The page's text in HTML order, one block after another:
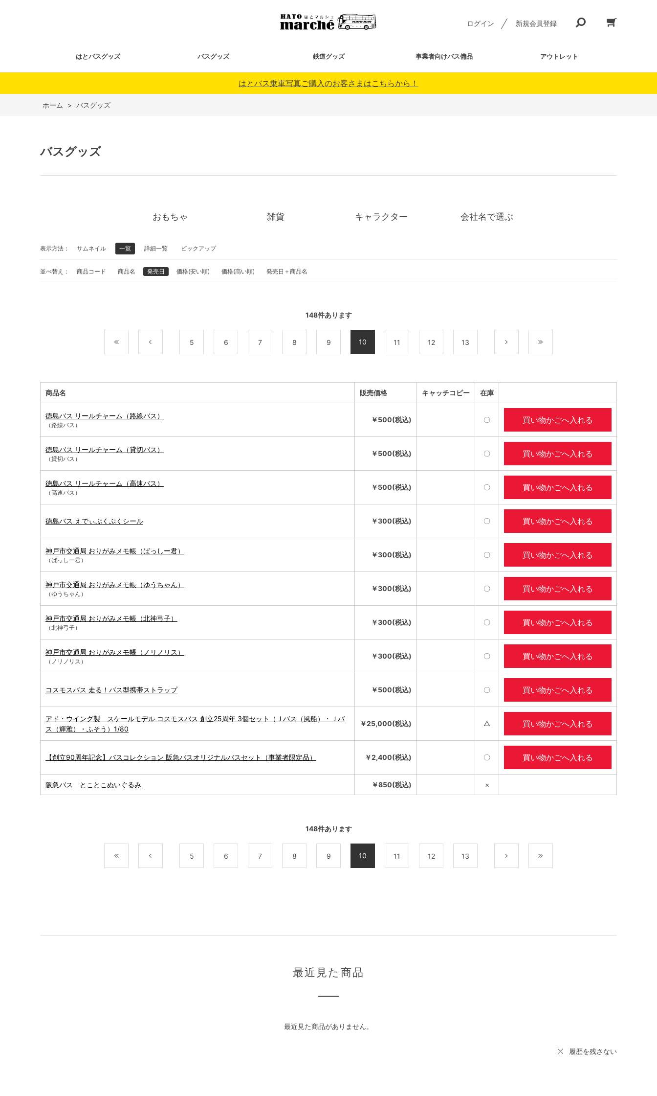
ログイン 新規会員登録
はとバスグッズ バスグッズ 鉄道グッズ 事業者向けバス備品 アウトレット
はとバス乗車写真ご購入のお客さまはこちらから！
ホーム > バスグッズ
バスグッズ
おもちゃ 雑貨 キャラクター 会社名で選ぶ
表示方法： サムネイル 一覧 詳細一覧 ピックアップ
並べ替え： 商品コード 商品名 発売日 価格(安い順) 価格(高い順) 発売日＋商品名
148件あります
5 6 7 8 9 10 11 12 13
商品名 販売価格 キャッチコピー 在庫
徳島バス リールチャーム（路線バス）
（路線バス）
￥500(税込) 〇 買い物かごへ入れる
徳島バス リールチャーム（貸切バス）
（貸切バス）
￥500(税込) 〇 買い物かごへ入れる
徳島バス リールチャーム（高速バス）
（高速バス）
￥500(税込) 〇 買い物かごへ入れる
徳島バス えでぃぷくぷくシール ￥300(税込) 〇 買い物かごへ入れる
神戸市交通局 おりがみメモ帳（ばっしー君）
（ばっしー君）
￥300(税込) 〇 買い物かごへ入れる
神戸市交通局 おりがみメモ帳（ゆうちゃん）
（ゆうちゃん）
￥300(税込) 〇 買い物かごへ入れる
神戸市交通局 おりがみメモ帳（北神弓子）
（北神弓子）
￥300(税込) 〇 買い物かごへ入れる
神戸市交通局 おりがみメモ帳（ノリノリス）
（ノリノリス）
￥300(税込) 〇 買い物かごへ入れる
コスモスバス 走る！バス型携帯ストラップ ￥500(税込) 〇 買い物かごへ入れる
アド・ウイング製 スケールモデル コスモスバス 創立25周年 3個セット（Ｊバス（風船）・Ｊバ
ス（輝雅）・ふそう）1/80
￥25,000(税込) △ 買い物かごへ入れる
【創立90周年記念】バスコレクション 阪急バスオリジナルバスセット（事業者限定品） ￥2,400(税込) 〇 買い物かごへ入れる
阪急バス とことこぬいぐるみ ￥850(税込) ×
148件あります
5 6 7 8 9 10 11 12 13
最近見た商品
最近見た商品がありません。
履歴を残さない